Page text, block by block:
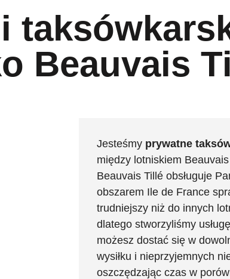
Beauvais
Jesteśmy prywatne
między lotniskiem
Beauvais Tillé obsługuje
obszarem Ile de France
trudniejszy niż do innych
dlatego stworzyliśmy
możesz dostać się w
wysiłku i nieprzyjemnych
oszczędzając czas w